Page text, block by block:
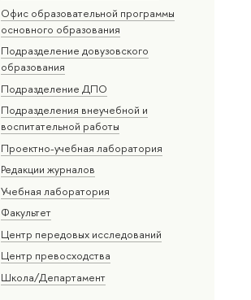
Офис образовательной программы
основного образования
Подразделение довузовского
образования
Подразделение ДПО
Подразделения внеучебной и
воспитательной работы
Проектно-учебная лаборатория
Редакции журналов
Учебная лаборатория
Факультет
Центр передовых исследований
Центр превосходства
Школа/Департамент